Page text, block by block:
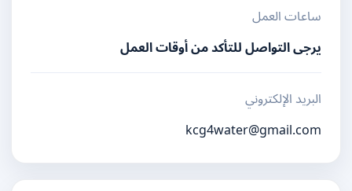
ساعات العمل
يرجى التواصل للتأكد من أوقات العمل
البريد الإلكتروني
kcg4water@gmail.com